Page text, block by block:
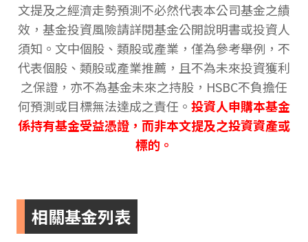
文提及之經濟走勢預測不必然代表本公司基金之績
效，基金投資風險請詳閱基金公開說明書或投資人
須知。文中個股、類股或產業，僅為參考舉例，不
代表個股、類股或產業推薦，且不為未來投資獲利
之保證，亦不為基金未來之持股，HSBC不負擔任
何預測或目標無法達成之責任。 投資人申購本基金
係持有基金受益憑證，而非本文提及之投資資產或
標的。
相關基金列表